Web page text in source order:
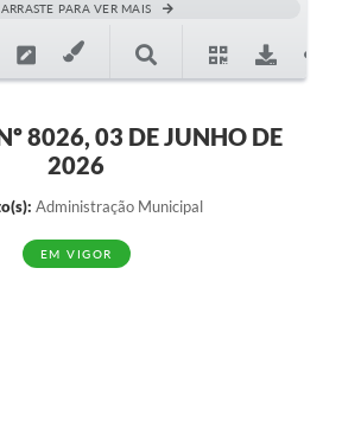
ARRASTE PARA VER MAIS
8026, 03 DE JUNHO DE
2026
Administração Municipal
EM VIGOR